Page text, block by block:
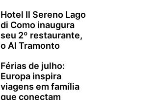
Hotel Il Sereno Lago
di Como inaugura
seu 2º restaurante,
o Al Tramonto
Férias de julho:
Europa inspira
viagens em família
que conectam